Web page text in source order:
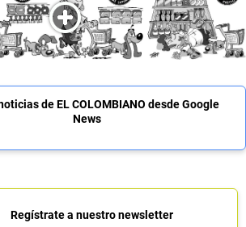
de EL COLOMBIANO desde Google
News
Regístrate a nuestro newsletter